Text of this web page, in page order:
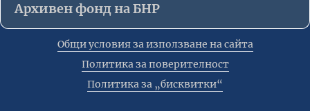
Архивен фонд на БНР
Общи условия за използване на сайта
Политика за поверителност
Политика за „бисквитки“